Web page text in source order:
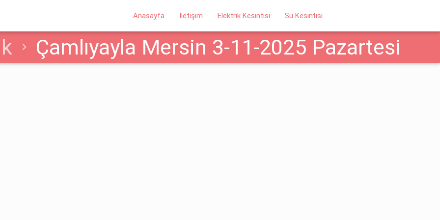
Anasayfa İletişim Elektrik Kesintisi Su Kesintisi
Çamlıyayla Mersin 3-11-2025 Pazartesi